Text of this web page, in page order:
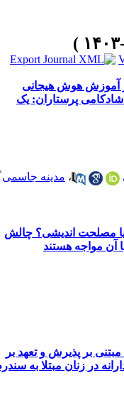
آموزش هوش هیجانی
پرستاران: یک
،مدینه جاسمی
مصلحت اندیشی؟ چالش
مواجه هستند
بر پذیرش و تعهد بر
در زنان مبتلا به سندرم